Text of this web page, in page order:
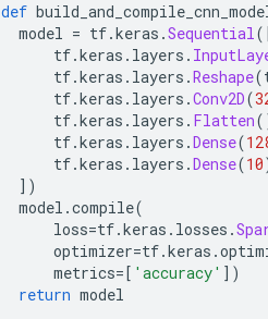
def
model = tf.keras .Sequential
tf.keras . layers .
tf.keras . layers .Reshape(
tf.keras . layers .Conv2D(
tf.keras . layers . Flatten
tf.keras . layers .Dense(
tf.keras . layers .Dense(10
])
model .compile(
loss=tf.keras . losses .
optimizer=tf.keras .
metrics=[ 'accuracy' ])
return model